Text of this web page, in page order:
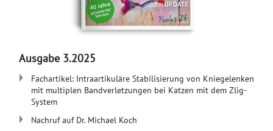
Ausgabe 3.2025
Fachartikel: Intraartikuläre Stabilisierung von Kniegelenken
mit multiplen Bandverletzungen bei Katzen mit dem Zlig-
System
Nachruf auf Dr. Michael Koch